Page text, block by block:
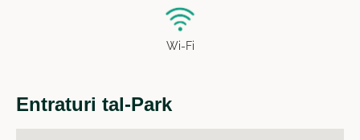
Wi-Fi
Entraturi tal-Park